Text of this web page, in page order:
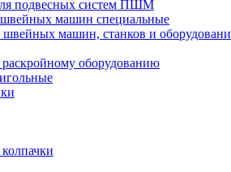
подвесных систем ПШМ
машин специальные
швейных машин, станков и
раскройному оборудованию